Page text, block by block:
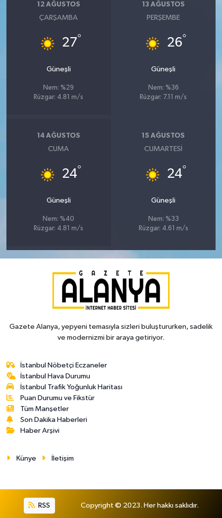
12 AĞUSTOS
ÇARŞAMBA
27°
Güneşli
Nem: %29
Rüzgar: 4.81 m/s
13 AĞUSTOS
PERŞEMBE
26°
Güneşli
Nem: %36
Rüzgar: 7.11 m/s
14 AĞUSTOS
CUMA
24°
Güneşli
Nem: %40
Rüzgar: 4.81 m/s
15 AĞUSTOS
CUMARTESI
24°
Güneşli
Nem: %33
Rüzgar: 4.61 m/s
Gazete Alanya, yepyeni temasıyla sizleri buluştururken, sadelik
ve modernizmi bir araya getiriyor.
İstanbul Nöbetçi Eczaneler
İstanbul Hava Durumu
İstanbul Trafik Yoğunluk Haritası
Puan Durumu ve Fikstür
Tüm Manşetler
Son Dakika Haberleri
Haber Arşivi
Künye İletişim
RSS Copyright © 2023. Her hakkı saklıdır.